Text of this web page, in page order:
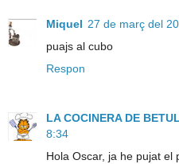
Miquel 27 de març del
puajs al cubo
Respon
LA COCINERA DE
8:34
Hola Oscar, ja he pujat el